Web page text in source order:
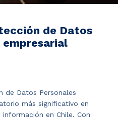
de Datos
de Datos Personales
más significativo en
en Chile. Con